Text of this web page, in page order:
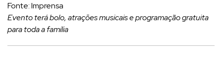
Fonte: Imprensa
Evento terá bolo, atrações musicais e programação gratuita
para toda a família